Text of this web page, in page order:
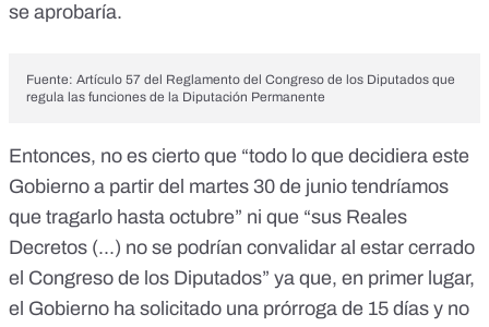
se aprobaría.
Fuente: Artículo 57 del Reglamento del Congreso de los Diputados que
regula las funciones de la Diputación Permanente
Entonces, no es cierto que “todo lo que decidiera este
Gobierno a partir del martes 30 de junio tendríamos
que tragarlo hasta octubre” ni que “sus Reales
Decretos (...) no se podrían convalidar al estar cerrado
el Congreso de los Diputados” ya que, en primer lugar,
el Gobierno ha solicitado una prórroga de 15 días y no